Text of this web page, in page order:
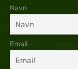
Navn
Email